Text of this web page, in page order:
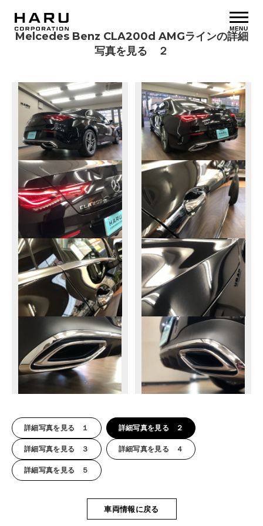
MENU
Melcedes Benz CLA200d AMGラインの詳細
写真を見る ２
詳細写真を見る １ 詳細写真を見る ２
詳細写真を見る ３ 詳細写真を見る ４
詳細写真を見る ５
車両情報に戻る